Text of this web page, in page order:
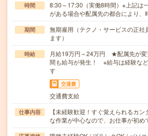
時間
8:30～17:30（実働8時間）※上記は
がある場合や配属先の都合により
期間
無期雇用（テクノ・サービスの正社
ます）
時給
月給19万円～24万円 ★配属先が変
間も給与が発生！ ※給与は経験な
す
交通費
交通費支給
仕事内容
【未経験歓迎！すぐ覚えられるカ
な作業が中心なので、お仕事が初